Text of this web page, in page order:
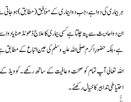
ہر بیماری کی دوا ہے، جب دوا بیماری کے مُوَافِق (مطابق)ہو جاتی
ان دو احادیث سے پتہ چلتا ہے کسی بیماری کا علاج ڈھونڈھنا یا
ہے، بلکہ حضورِ اکرم صلی اللہ علیہ وسلم کی عین اتباع کے
اللہ تعالی آپ تمام کو صحت و عافیت کے ساتھ رکھے۔
احتیاطی تدابیر کا خیال رکھئے۔